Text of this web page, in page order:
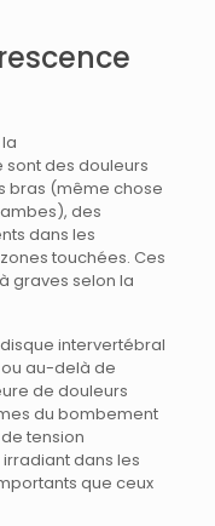
des douleurs
bras (même chose
des
dans les
touchées. Ces
graves selon la
intervertébral
au-delà de
de douleurs
du bombement
tension
dans les
que ceux